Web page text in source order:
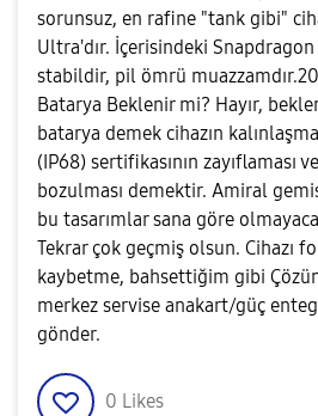
sorunsuz, en rafine "tank gibi"
Ultra'dır. İçerisindeki
stabildir, pil ömrü
Batarya Beklenir mi? Hayır,
batarya demek cihazın
(IP68) sertifikasının zayıflaması
bozulması demektir. Amiral
bu tasarımlar sana göre
Tekrar çok geçmiş olsun. Cihazı
kaybetme, bahsettiğim gibi
merkez servise anakart/güç
gönder.
0 Likes